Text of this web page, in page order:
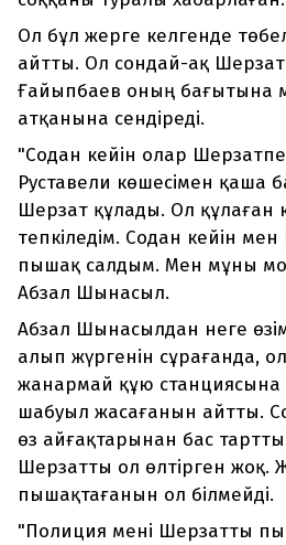
Ол бұл жерге келгенде
айтты. Ол сондай-ақ
Ғайыпбаев оның бағытына
атқанына сендіреді.
"Содан кейін олар
Руставели көшесімен қаша
Шерзат құлады. Ол
тепкіледім. Содан кейін
пышақ салдым. Мен мұны
Абзал Шынасыл.
Абзал Шынасылдан неге
алып жүргенін сұрағанда,
жанармай құю станциясына
шабуыл жасағанын айтты.
өз айғақтарынан бас
Шерзатты ол өлтірген жоқ.
пышақтағанын ол білмейді.
"Полиция мені Шерзатты